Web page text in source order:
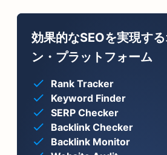
効果的なSEOを実現す
ン・プラットフォーム
Rank Tracker
Keyword Finder
SERP Checker
Backlink Checker
Backlink Monitor